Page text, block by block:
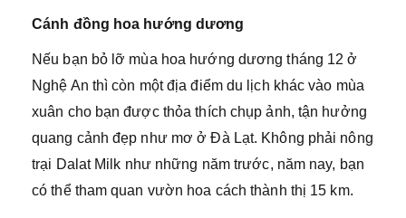
Cánh đồng hoa hướng dương
Nếu bạn bỏ lỡ mùa hoa hướng dương tháng 12 ở
Nghệ An thì còn một địa điểm du lịch khác vào mùa
xuân cho bạn được thỏa thích chụp ảnh, tận hưởng
quang cảnh đẹp như mơ ở Đà Lạt. Không phải nông
trại Dalat Milk như những năm trước, năm nay, bạn
có thể tham quan vườn hoa cách thành thị 15 km.